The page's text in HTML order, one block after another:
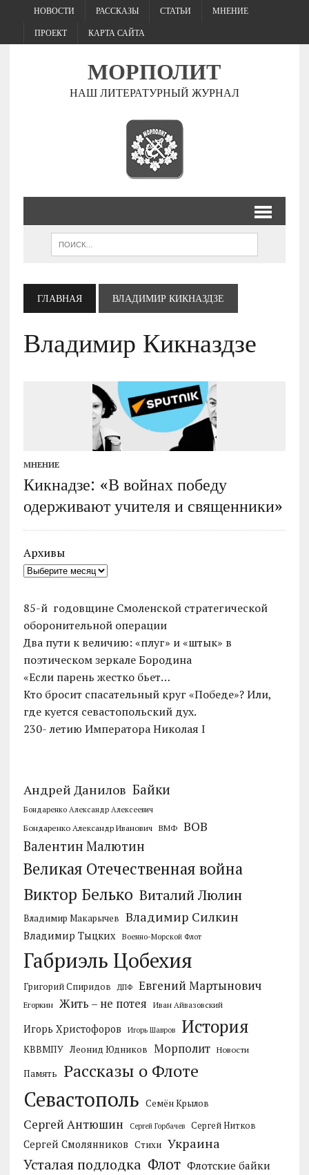
НОВОСТИ РАССКАЗЫ СТАТЬИ МНЕНИЕ
ПРОЕКТ КАРТА САЙТА
МОРПОЛИТ
НАШ ЛИТЕРАТУРНЫЙ ЖУРНАЛ
ГЛАВНАЯ ВЛАДИМИР КИКНАЗДЗЕ
Владимир Кикназдзе
МНЕНИЕ
Кикнадзе: «В войнах победу
одерживают учителя и священники»
Архивы
85-й годовщине Смоленской стратегической
оборонительной операции
Два пути к величию: «плуг» и «штык» в
поэтическом зеркале Бородина
«Если парень жестко бьет…
Кто бросит спасательный круг «Победе»? Или,
где куется севастопольский дух.
230- летию Императора Николая I
Андрей Данилов Байки
Бондаренко Александр Алексеевич
Бондаренко Александр Иванович ВМФ ВОВ
Валентин Малютин
Великая Отечественная война
Виктор Белько Виталий Люлин
Владимир Макарычев Владимир Силкин
Владимир Тыцких Военно-Морской Флот
Габриэль Цобехия
Григорий Спиридов ДПФ Евгений Мартынович
Егоркин Жить – не потея Иван Айвазовский
Игорь Христофоров Игорь Шавров История
КВВМПУ Леонид Юдников Морполит Новости
Память Рассказы о Флоте
Севастополь Семён Крылов
Сергей Антюшин Сергей Горбачев Сергей Нитков
Сергей Смолянников Стихи Украина
Усталая подлодка Флот Флотские байки